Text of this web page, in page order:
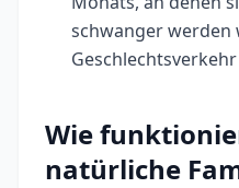
schwanger werden
Wie
natürliche